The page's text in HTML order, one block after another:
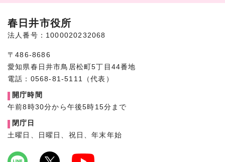
春日井市役所
法人番号：1000020232068
〒486-8686
愛知県春日井市鳥居松町5丁目44番地
電話：0568-81-5111（代表）
開庁時間
午前8時30分から午後5時15分まで
閉庁日
土曜日、日曜日、祝日、年末年始